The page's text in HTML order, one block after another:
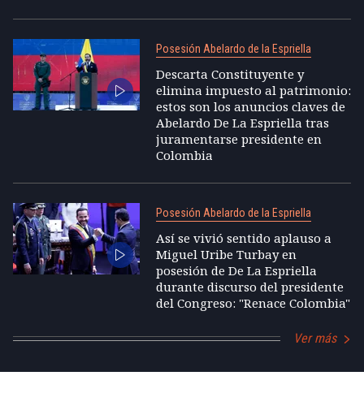
Posesión Abelardo de la Espriella
Descarta Constituyente y
elimina impuesto al patrimonio:
estos son los anuncios claves de
Abelardo De La Espriella tras
juramentarse presidente en
Colombia
Posesión Abelardo de la Espriella
Así se vivió sentido aplauso a
Miguel Uribe Turbay en
posesión de De La Espriella
durante discurso del presidente
del Congreso: "Renace Colombia"
Ver más